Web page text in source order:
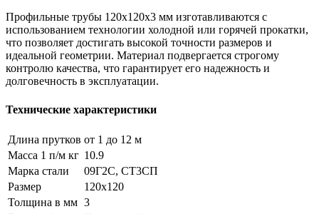
Профильные трубы 120х120х3 мм изготавливаются с
использованием технологии холодной или горячей прокатки,
что позволяет достигать высокой точности размеров и
идеальной геометрии. Материал подвергается строгому
контролю качества, что гарантирует его надежность и
долговечность в эксплуатации.
Технические характеристики
Длина прутков от 1 до 12 м
Масса 1 п/м кг 10.9
Марка стали
09Г2С, СТ3СП
Размер
120х120
Толщина в мм 3